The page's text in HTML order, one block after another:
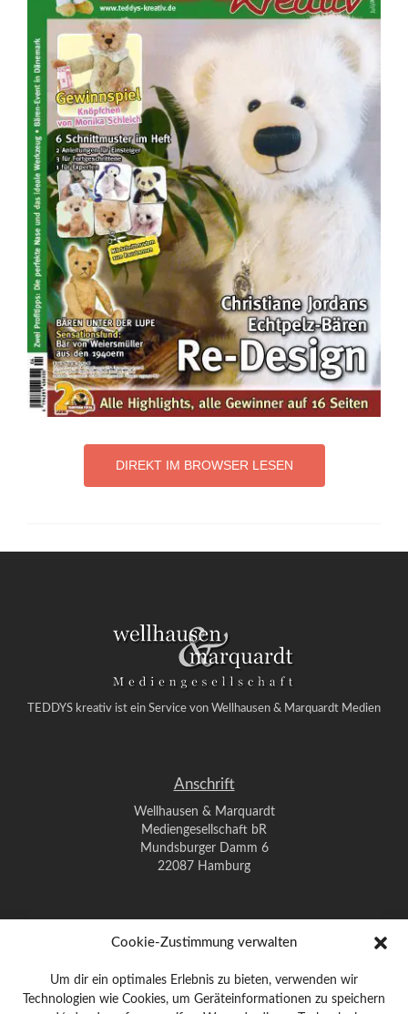
Cookie-Zustimmung verwalten
Um dir ein optimales Erlebnis zu bieten, verwenden wir
Technologien wie Cookies, um Geräteinformationen zu speichern
DIREKT IM BROWSER LESEN
TEDDYS kreativ ist ein Service von Wellhausen & Marquardt Medien
Anschrift
Wellhausen & Marquardt
Mediengesellschaft bR
Mundsburger Damm 6
22087 Hamburg
Kontakt
E-Mail:post@wm-medien.de
Web:www.wm-medien.de